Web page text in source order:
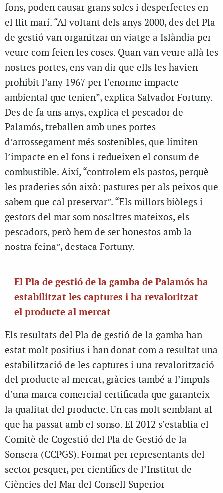
fons, poden causar grans solcs i desperfectes en
el llit marí. “Al voltant dels anys 2000, des del Pla
de gestió van organitzar un viatge a Islàndia per
veure com feien les coses. Quan van veure allà les
nostres portes, ens van dir que ells les havien
prohibit l’any 1967 per l’enorme impacte
ambiental que tenien”, explica Salvador Fortuny.
Des de fa uns anys, explica el pescador de
Palamós, treballen amb unes portes
d’arrossegament més sostenibles, que limiten
l’impacte en el fons i redueixen el consum de
combustible. Així, “controlem els pastos, perquè
les praderies són això: pastures per als peixos que
sabem que cal preservar”. “Els millors biòlegs i
gestors del mar som nosaltres mateixos, els
pescadors, però hem de ser honestos amb la
nostra feina”, destaca Fortuny.
El Pla de gestió de la gamba de Palamós ha
estabilitzat les captures i ha revaloritzat
el producte al mercat
Els resultats del Pla de gestió de la gamba han
estat molt positius i han donat com a resultat una
estabilització de les captures i una revalorització
del producte al mercat, gràcies també a l’impuls
d’una marca comercial certificada que garanteix
la qualitat del producte. Un cas molt semblant al
que ha passat amb el sonso. El 2012 s’establia el
Comitè de Cogestió del Pla de Gestió de la
Sonsera (CCPGS). Format per representants del
sector pesquer, per científics de l’Institut de
Ciències del Mar del Consell Superior